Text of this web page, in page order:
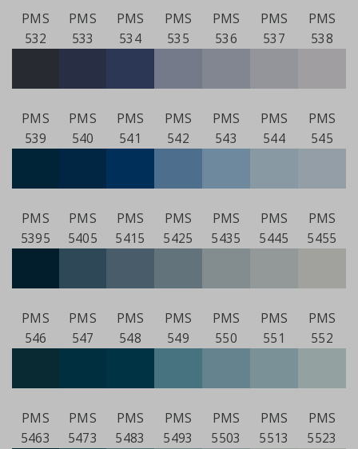
PMS
532
PMS
533
PMS
534
PMS
535
PMS
536
PMS
537
PMS
538
PMS
539
PMS
540
PMS
541
PMS
542
PMS
543
PMS
544
PMS
545
PMS
5395
PMS
5405
PMS
5415
PMS
5425
PMS
5435
PMS
5445
PMS
5455
PMS
546
PMS
547
PMS
548
PMS
549
PMS
550
PMS
551
PMS
552
PMS
5463
PMS
5473
PMS
5483
PMS
5493
PMS
5503
PMS
5513
PMS
5523